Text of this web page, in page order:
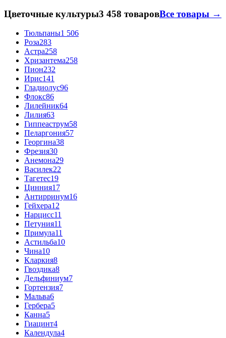
Цветочные культуры3 458 товаровВсе товары →
Тюльпаны1 506
Роза283
Астра258
Хризантема258
Пион232
Ирис141
Гладиолус96
Флокс86
Лилейник64
Лилия63
Гиппеаструм58
Пеларгония57
Георгина38
Фрезия30
Анемона29
Василек22
Тагетес19
Цинния17
Антирринум16
Гейхера12
Нарцисс11
Петуния11
Примула11
Астильба10
Чина10
Кларкия8
Гвоздика8
Дельфиниум7
Гортензия7
Мальва6
Гербера5
Канна5
Гиацинт4
Календула4